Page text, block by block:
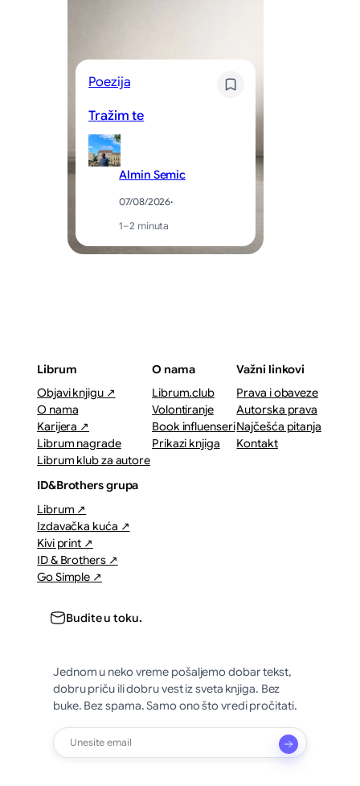
Poezija
Tražim te
Almin Semic
07/08/2026·
1–2 minuta
Librum
Objavi knjigu ↗
O nama
Karijera ↗
Librum nagrade
Librum klub za autore
O nama
Librum.club
Volontiranje
Book influenseri
Prikazi knjiga
Važni linkovi
Prava i obaveze
Autorska prava
Najčešća pitanja
Kontakt
ID&Brothers grupa
Librum ↗
Izdavačka kuća ↗
Kivi print ↗
ID & Brothers ↗
Go Simple ↗
Budite u toku.
Jednom u neko vreme pošaljemo dobar tekst,
dobru priču ili dobru vest iz sveta knjiga. Bez
buke. Bez spama. Samo ono što vredi pročitati.